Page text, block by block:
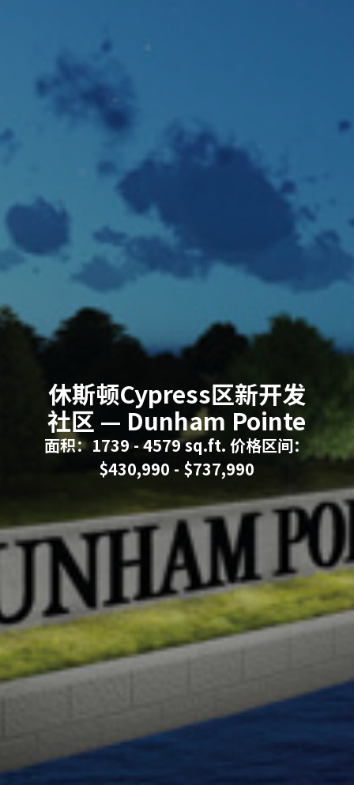
休斯顿Cypress区新开发
社区 — Dunham Pointe
面积：1739 - 4579 sq.ft. 价格区间：
$430,990 - $737,990